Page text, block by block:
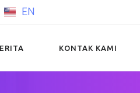
EN
KONTAK KAMI